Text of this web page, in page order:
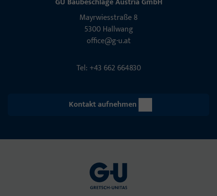
Mayrwies­straße 8
5300 Hall­wang
office@g-u.at
Tel: +43 662 664830
Kontakt aufnehmen